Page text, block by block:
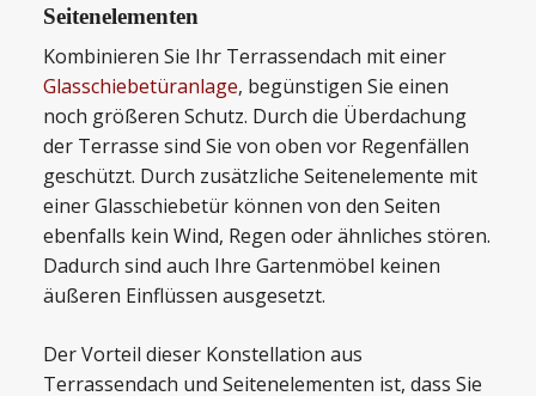
Seitenelementen
Kombinieren Sie Ihr Terrassendach mit einer
Glasschiebetüranlage, begünstigen Sie einen
noch größeren Schutz. Durch die Überdachung
der Terrasse sind Sie von oben vor Regenfällen
geschützt. Durch zusätzliche Seitenelemente mit
einer Glasschiebetür können von den Seiten
ebenfalls kein Wind, Regen oder ähnliches stören.
Dadurch sind auch Ihre Gartenmöbel keinen
äußeren Einflüssen ausgesetzt.
Der Vorteil dieser Konstellation aus
Terrassendach und Seitenelementen ist, dass Sie